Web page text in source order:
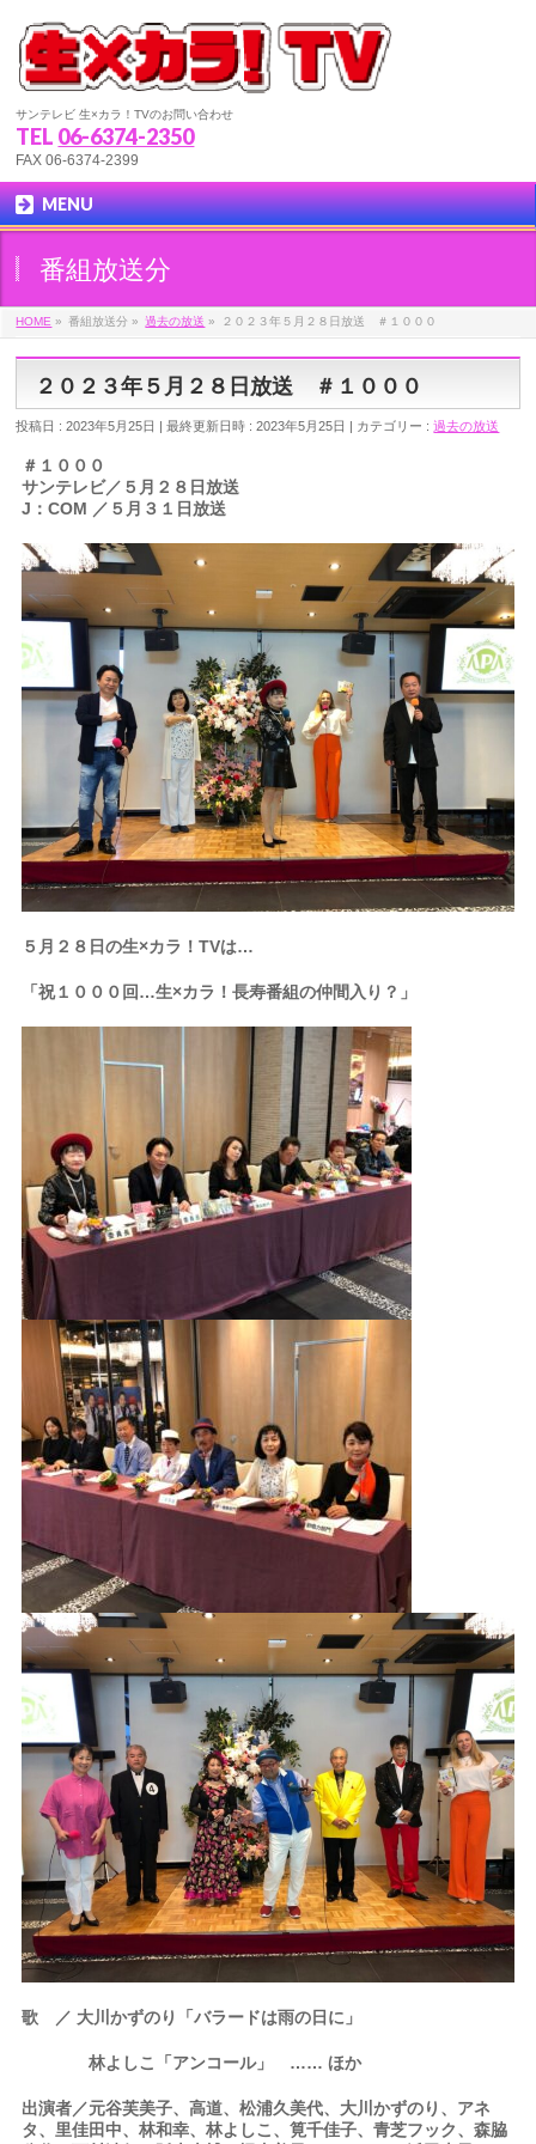
サンテレビ 生×カラ！TVのお問い合わせ
TEL 06-6374-2350
FAX 06-6374-2399
MENU
番組放送分
HOME » 番組放送分 » 過去の放送 » ２０２３年５月２８日放送 ＃１０００
２０２３年５月２８日放送 ＃１０００
投稿日 : 2023年5月25日 最終更新日時 : 2023年5月25日 カテゴリー :過去の放送
＃１０００
サンテレビ／５月２８日放送
J：COM ／５月３１日放送
５月２８日の生×カラ！TVは…
「祝１０００回…生×カラ！長寿番組の仲間入り？」
歌 ／ 大川かずのり「バラードは雨の日に」
林よしこ「アンコール」 …… ほか
出演者／元谷芙美子、高道、松浦久美代、大川かずのり、アネ
タ、里佳田中、林和幸、林よしこ、筧千佳子、青芝フック、森脇